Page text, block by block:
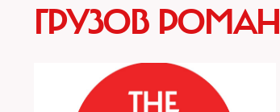
ГРУЗОВ РОМАН